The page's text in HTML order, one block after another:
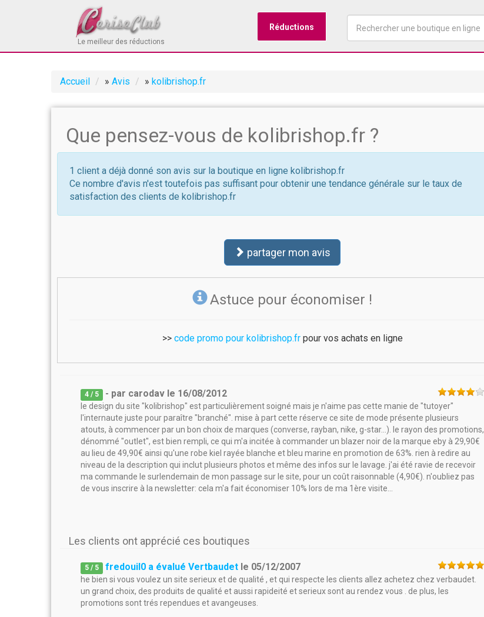
Le meilleur des réductions
Réductions
Accueil » Avis » kolibrishop.fr
Que pensez-vous de kolibrishop.fr ?
1 client a déjà donné son avis sur la boutique en ligne kolibrishop.fr
Ce nombre d'avis n'est toutefois pas suffisant pour obtenir une tendance générale sur le taux de
satisfaction des clients de kolibrishop.fr
partager mon avis
Astuce pour économiser !
>> code promo pour kolibrishop.frpour vos achats en ligne
4 / 5 - par carodav le 16/08/2012
le design du site "kolibrishop" est particulièrement soigné mais je n'aime pas cette manie de "tutoyer"
l'internaute juste pour paraître "branché". mise à part cette réserve ce site de mode présente plusieurs
atouts, à commencer par un bon choix de marques (converse, rayban, nike, g-star...). le rayon des promotions,
dénommé "outlet", est bien rempli, ce qui m'a incitée à commander un blazer noir de la marque eby à 29,90€
au lieu de 49,90€ ainsi qu'une robe kiel rayée blanche et bleu marine en promotion de 63%. rien à redire au
niveau de la description qui inclut plusieurs photos et même des infos sur le lavage. j'ai été ravie de recevoir
ma commande le surlendemain de mon passage sur le site, pour un coût raisonnable (4,90€). n'oubliez pas
de vous inscrire à la newsletter: cela m'a fait économiser 10% lors de ma 1ère visite...
Les clients ont apprécié ces boutiques
5 / 5 fredouil0 a évalué Vertbaudet le 05/12/2007
he bien si vous voulez un site serieux et de qualité , et qui respecte les clients allez achetez chez verbaudet.
un grand choix, des produits de qualité et aussi rapideité et serieux sont au rendez vous . de plus, les
promotions sont trés rependues et avangeuses.